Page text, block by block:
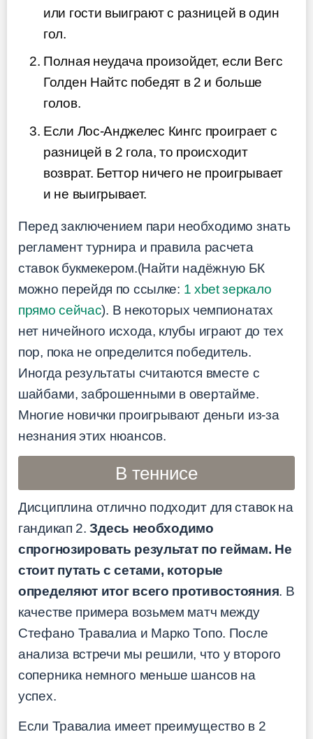
или гости выиграют с разницей в один
гол.
Полная неудача произойдет, если Вегс
Голден Найтс победят в 2 и больше
голов.
Если Лос-Анджелес Кингс проиграет с
разницей в 2 гола, то происходит
возврат. Беттор ничего не проигрывает
и не выигрывает.
Перед заключением пари необходимо знать
регламент турнира и правила расчета
ставок букмекером.(Найти надёжную БК
можно перейдя по ссылке: 1 xbet зеркало
прямо сейчас). В некоторых чемпионатах
нет ничейного исхода, клубы играют до тех
пор, пока не определится победитель.
Иногда результаты считаются вместе с
шайбами, заброшенными в овертайме.
Многие новички проигрывают деньги из-за
незнания этих нюансов.
В теннисе
Дисциплина отлично подходит для ставок на
гандикап 2.Здесь необходимо
спрогнозировать результат по геймам. Не
стоит путать с сетами, которые
определяют итог всего противостояния. В
качестве примера возьмем матч между
Стефано Травалиа и Марко Топо. После
анализа встречи мы решили, что у второго
соперника немного меньше шансов на
успех.
Если Травалиа имеет преимущество в 2